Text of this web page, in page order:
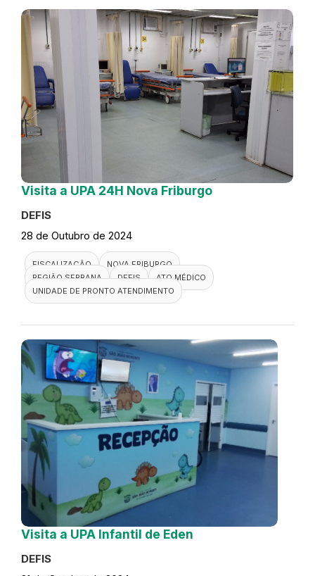
Visita a UPA 24H Nova Friburgo
DEFIS
28 de Outubro de 2024
FISCALIZAÇÃO
NOVA FRIBURGO
REGIÃO SERRANA
DEFIS
ATO MÉDICO
UNIDADE DE PRONTO ATENDIMENTO
Visita a UPA Infantil de Eden
DEFIS